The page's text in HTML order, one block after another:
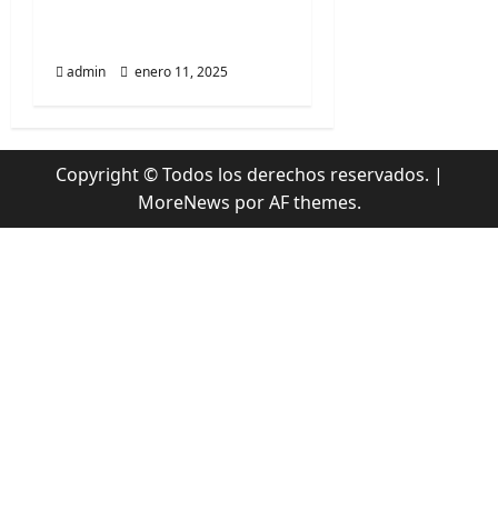
sadmin enero 11, 2025
Copyright © Todos los derechos reservados. |
MoreNews por AF themes.